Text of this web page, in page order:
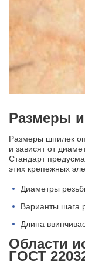
Размеры
Размеры шпилек
и зависят от
Стандарт
этих крепежных
Диаметры
Варианты шага
Длина
Области
ГОСТ